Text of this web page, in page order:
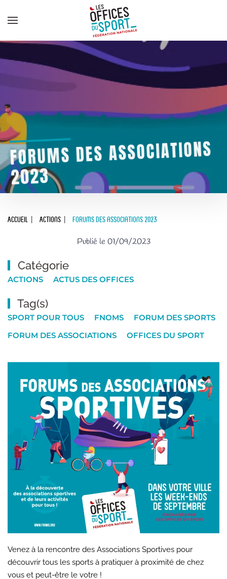
FORUMS DES ASSOCIATIONS
2023
Accueil Actions Forums des associations 2023
Publié le 01/09/2023
Catégorie
ACTIONS ACTUS DES OFFICES
Tag(s)
SPORT POUR TOUS FNOMS
FORUM DES SPORTS
FORUM DES ASSOCIATIONS
OFFICES DU SPORT
Venez à la rencontre des Associations Sportives pour
découvrir tous les sports à pratiquer à proximité de chez
vous et peut-être le votre !
Panneau de gestion des cookies